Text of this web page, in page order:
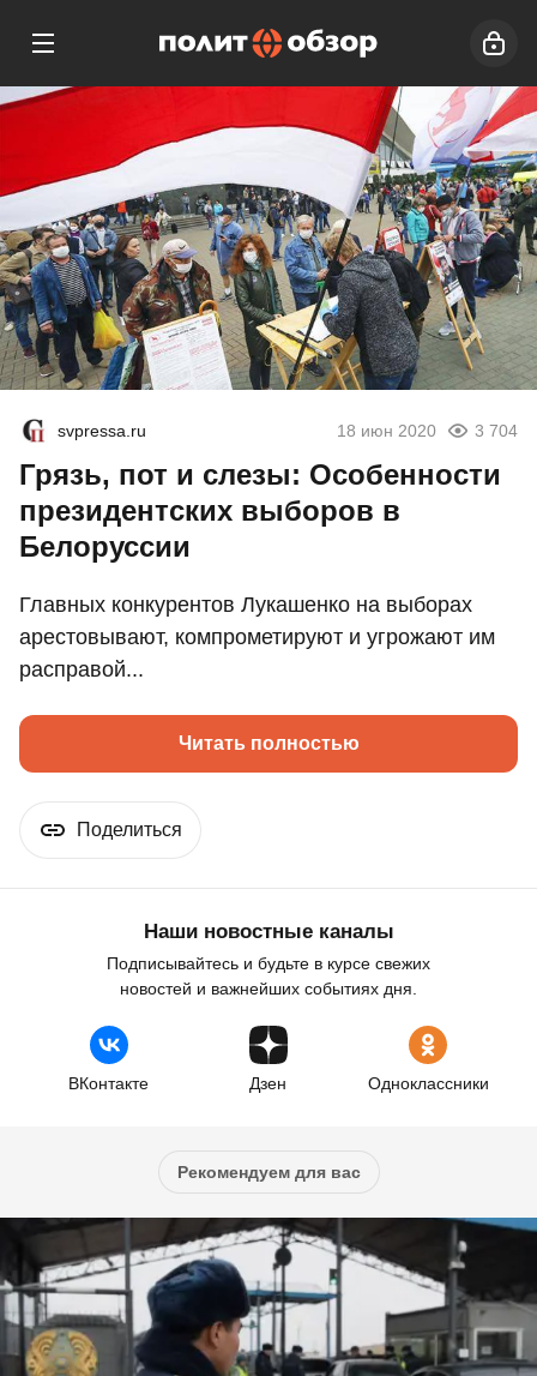
svpressa.ru 18 июн 2020 3 704
Грязь, пот и слезы: Особенности
президентских выборов в
Белоруссии
Главных конкурентов Лукашенко на выборах
арестовывают, компрометируют и угрожают им
расправой...
Читать полностью
Поделиться
Наши новостные каналы
Подписывайтесь и будьте в курсе свежих
новостей и важнейших событиях дня.
ВКонтакте Дзен Одноклассники
Рекомендуем для вас